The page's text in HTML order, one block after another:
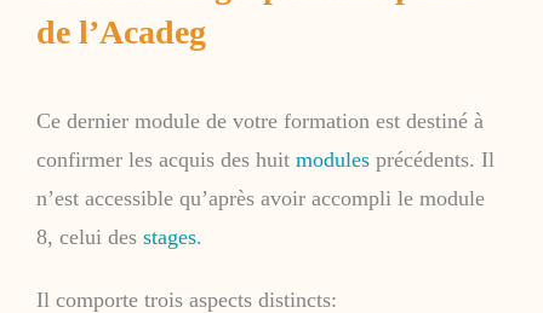
de l’Acadeg
Ce dernier module de votre formation est destiné à
confirmer les acquis des huit modules précédents. Il
n’est accessible qu’après avoir accompli le module
8, celui des stages.
Il comporte trois aspects distincts: